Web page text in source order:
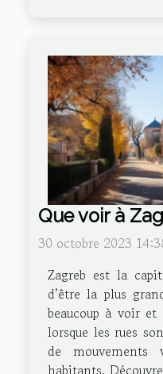
Que voir à
30 octobre 2023
Zagreb est la
d’être la plus
beaucoup à voir
lorsque les rues
de mouvements
habitants.